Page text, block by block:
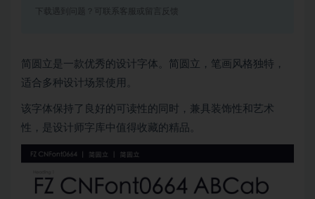
下载遇到问题？可联系客服或留言反馈
简圆立是一款优秀的设计字体。简圆立，笔画风格独特，
适合多种设计场景使用。
该字体保持了良好的可读性的同时，兼具装饰性和艺术
性，是设计师字库中值得收藏的精品。